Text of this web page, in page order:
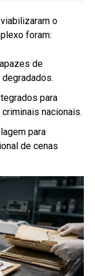
o
foram:
de
para
nacionais.
para
de cenas